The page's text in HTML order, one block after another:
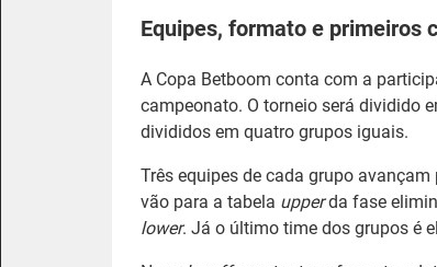
Equipes, formato e primeiros
A Copa Betboom conta com a
campeonato. O torneio será dividido
divididos em quatro grupos iguais.
Três equipes de cada grupo avançam
vão para a tabela upperda fase
lower. Já o último time dos grupos é